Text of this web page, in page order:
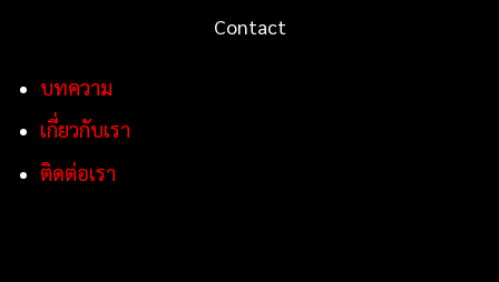
Contact
บทความ
เกี่ยวกับเรา
ติดต่อเรา